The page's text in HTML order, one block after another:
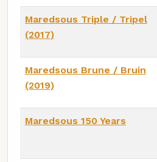
Maredsous Triple / Tripel
(2017)
Maredsous Brune / Bruin
(2019)
Maredsous 150 Years